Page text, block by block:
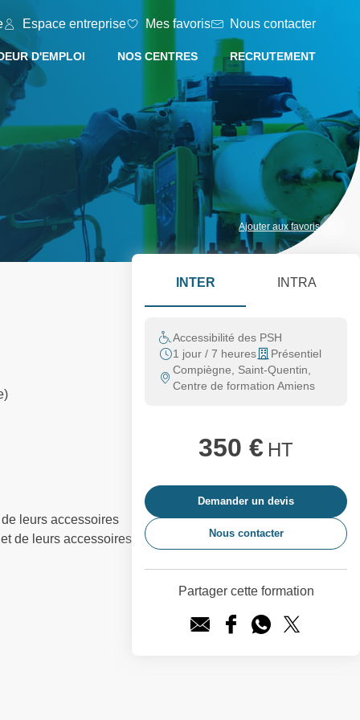
Espace entreprise Mes favoris Nous contacter
D'EMPLOI NOS CENTRES RECRUTEMENT
Ajouter aux favoris
leurs accessoires
de leurs accessoires
INTER INTRA
Accessibilité des PSH
1 jour / 7 heures
Présentiel
Compiègne, Saint-Quentin,
Centre de formation Amiens
350 € HT
Demander un devis
Nous contacter
Partager cette formation